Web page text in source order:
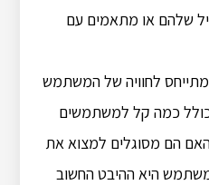
שלהם או מתאמים עם
לחוויה של המשתמש
כמה קל למשתמשים
הם מסוגלים למצוא את
היא ההיבט החשוב